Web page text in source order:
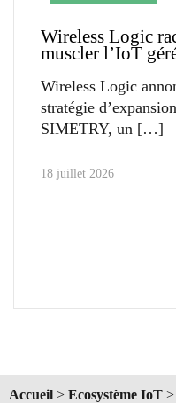
Wireless Logic
muscler l’IoT
Wireless Logic
stratégie
SIMETRY, un
18 juillet 2026
Accueil > Ecosystème IoT >